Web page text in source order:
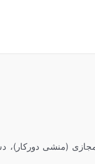
(منشی دورکار)،